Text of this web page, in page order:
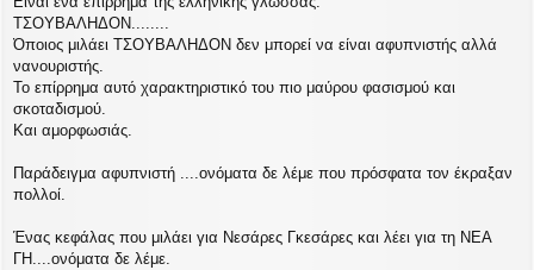
ο
σ
ί
υ
σ
η
ΤΣΟΥΒΑΛΗΔΟΝ........
Όποιος μιλάει ΤΣΟΥΒΑΛΗΔΟΝ δεν μπορεί να είναι αφυπνιστής αλλά
νανουριστής.
Το επίρρημα αυτό χαρακτηριστικό του πιο μαύρου φασισμού και
σκοταδισμού.
Και αμορφωσιάς.
Παράδειγμα αφυπνιστή ....ονόματα δε λέμε που πρόσφατα τον έκραξαν
πολλοί.
Ένας κεφάλας που μιλάει για Νεσάρες Γκεσάρες και λέει για τη ΝΕΑ
ΓΗ....ονόματα δε λέμε.